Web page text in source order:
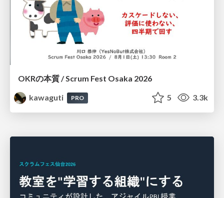
OKRの本質 / Scrum Fest Osaka 2026
kawaguti
PRO 5 3.3k